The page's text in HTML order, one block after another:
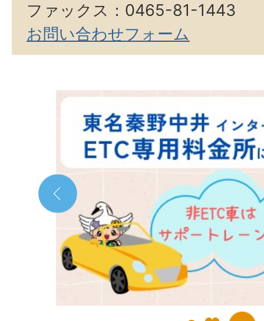
ファックス：0465-81-1443
お問い合わせフォーム
2
の
ス
ラ
イ
ド